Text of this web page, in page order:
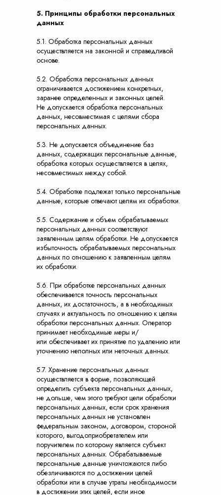
5. Принципы обработки персональных
данных
5.1. Обработка персональных данных
осуществляется на законной и справедливой
основе.
5.2. Обработка персональных данных
ограничивается достижением конкретных,
заранее определенных и законных целей.
Не допускается обработка персональных
данных, несовместимая с целями сбора
персональных данных.
5.3. Не допускается объединение баз
данных, содержащих персональные данные,
обработка которых осуществляется в целях,
несовместимых между собой.
5.4. Обработке подлежат только персональные
данные, которые отвечают целям их обработки.
5.5. Содержание и объем обрабатываемых
персональных данных соответствуют
заявленным целям обработки. Не допускается
избыточность обрабатываемых персональных
данных по отношению к заявленным целям
их обработки.
5.6. При обработке персональных данных
обеспечивается точность персональных
данных, их достаточность, а в необходимых
случаях и актуальность по отношению к целям
обработки персональных данных. Оператор
принимает необходимые меры и/
или обеспечивает их принятие по удалению или
уточнению неполных или неточных данных.
5.7. Хранение персональных данных
осуществляется в форме, позволяющей
определить субъекта персональных данных,
не дольше, чем этого требуют цели обработки
персональных данных, если срок хранения
персональных данных не установлен
федеральным законом, договором, стороной
которого, выгодоприобретателем или
поручителем по которому является субъект
персональных данных. Обрабатываемые
персональные данные уничтожаются либо
обезличиваются по достижении целей
обработки или в случае утраты необходимости
в достижении этих целей, если иное